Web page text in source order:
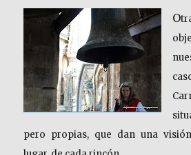
O
pero propias, que dan una